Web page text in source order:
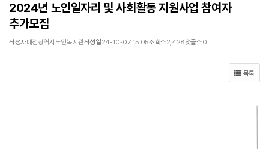
2024년 노인일자리 및 사회활동 지원사업 참여자
추가모집
작성자대전광역시노인복지관작성일24-10-07 15:05조회수2,428댓글수0
목록